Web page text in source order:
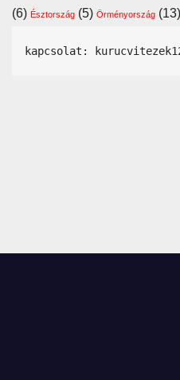
(6) Észtország (5) Örményország (13)
kapcsolat: